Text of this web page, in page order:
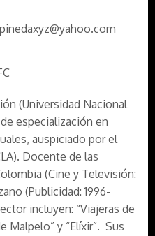
pinedaxyz@yahoo.com
(Universidad Nacional
especialización en
auspiciado por el
Docente de las
(Cine y Televisión:
(Publicidad: 1996-
incluyen: “Viajeras de
Malpelo” y “Elíxir”. Sus